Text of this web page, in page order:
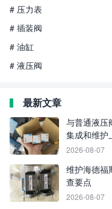
# 压力表
# 插装阀
# 油缸
# 液压阀
最新文章
与普通液压
集成和维护
2026-08-07
维护海德福
查要点
2026-08-07